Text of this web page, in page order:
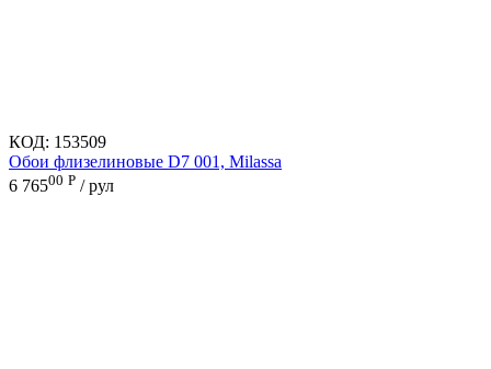
КОД: 153509
Обои флизелиновые D7 001, Milassa
6 76500 Р / рул